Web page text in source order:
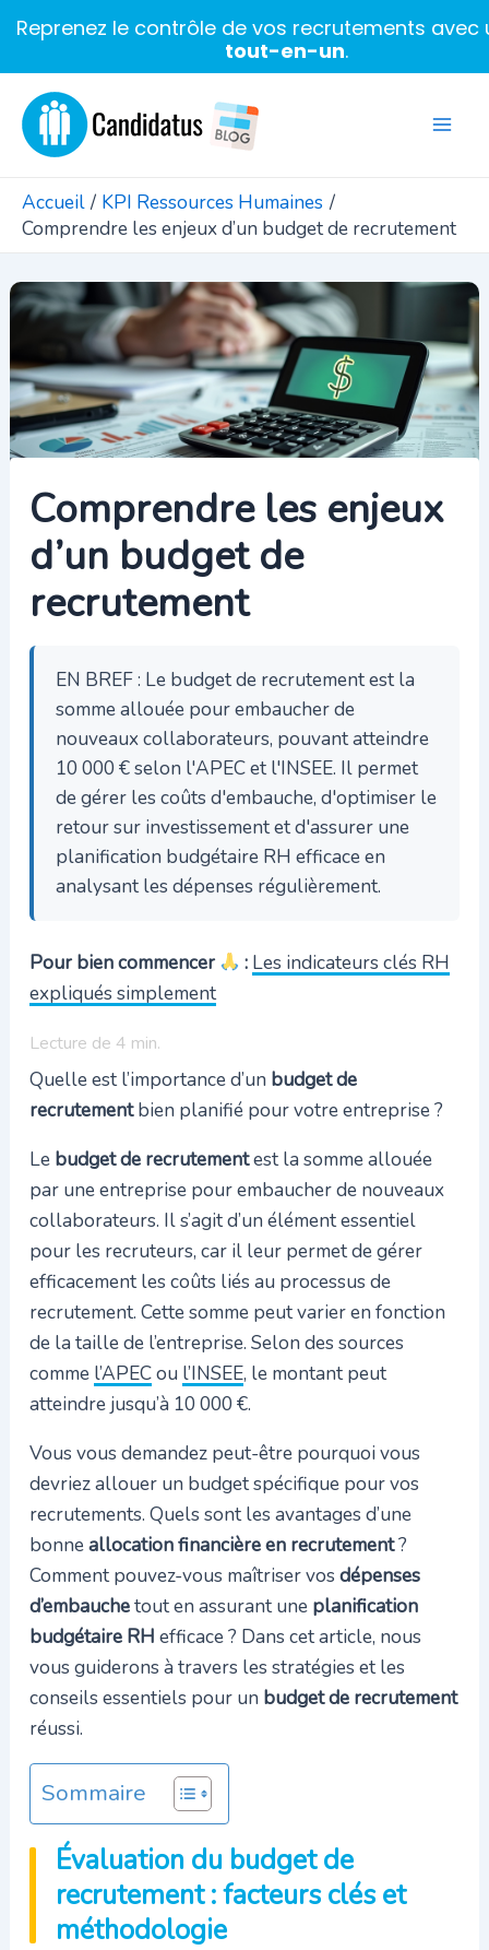
Aller
contenu
Accueil
KPI Ressources Humaines
Comprendre les enjeux d’un budget de recrutement
Comprendre les enjeux
d’un budget de
recrutement
EN BREF : Le budget de recrutement est la
somme allouée pour embaucher de
nouveaux collaborateurs, pouvant atteindre
10 000 € selon l'APEC et l'INSEE. Il permet
de gérer les coûts d'embauche, d'optimiser le
retour sur investissement et d'assurer une
planification budgétaire RH efficace en
analysant les dépenses régulièrement.
Pour bien commencer : Les indicateurs clés RH
expliqués simplement
Lecture de 4 min.
Quelle est l’importance d’un budget de
recrutementbien planifié pour votre entreprise ?
Le budget de recrutementest la somme allouée
par une entreprise pour embaucher de nouveaux
collaborateurs. Il s’agit d’un élément essentiel
pour les recruteurs, car il leur permet de gérer
efficacement les coûts liés au processus de
recrutement. Cette somme peut varier en fonction
de la taille de l’entreprise. Selon des sources
comme l’APECou l’INSEE, le montant peut
atteindre jusqu’à 10 000 €.
Vous vous demandez peut-être pourquoi vous
devriez allouer un budget spécifique pour vos
recrutements. Quels sont les avantages d’une
bonneallocation financière en recrutement?
Comment pouvez-vous maîtriser vos dépenses
d’embauchetout en assurant une planification
budgétaire RH efficace ? Dans cet article, nous
vous guiderons à travers les stratégies et les
conseils essentiels pour un budget de recrutement
réussi.
Sommaire
Évaluation du budget de
recrutement : facteurs clés et
méthodologie
Reprenez le contrôle de vos recrutements avec
tout-en-un.